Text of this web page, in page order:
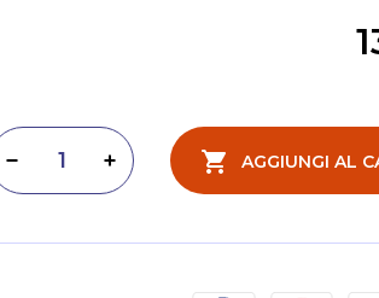
Aumenta quantità
Diminuisci quantità AGGIUNGI AL